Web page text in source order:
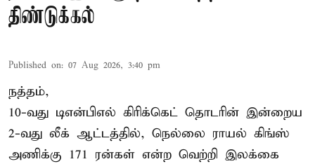
திண்டுக்கல்
Published on: 07 Aug 2026, 3:40 pm
நத்தம்,
10-வது டிஎன்பிஎல் கிரிக்கெட் தொடரின் இன்றைய
2-வது லீக் ஆட்டத்தில், நெல்லை ராயல் கிங்ஸ்
அணிக்கு 171 ரன்கள் என்ற வெற்றி இலக்கை